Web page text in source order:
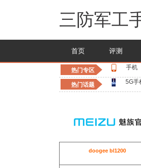
三防军工
首页 评测
热门专区 手机
热门话题 5G手
doogee bl1200